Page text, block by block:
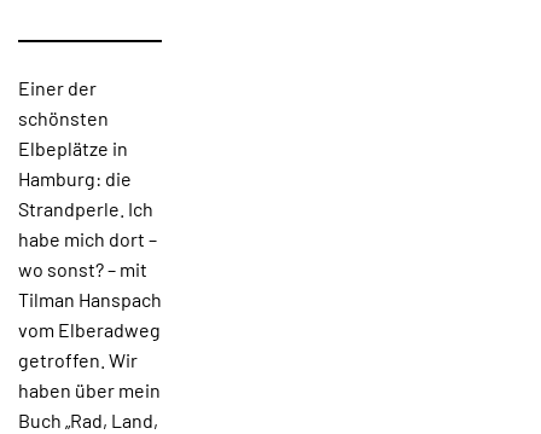
Einer der
schönsten
Elbeplätze in
Hamburg: die
Strandperle. Ich
habe mich dort –
wo sonst? – mit
Tilman Hanspach
vom Elberadweg
getroffen. Wir
haben über mein
Buch „Rad, Land,